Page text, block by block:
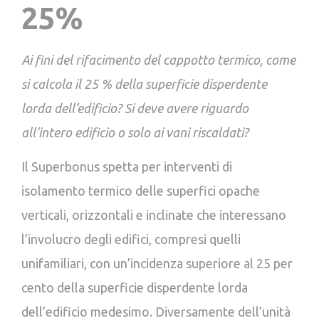
25%
Ai fini del rifacimento del cappotto termico, come
si calcola il 25 % della superficie disperdente
lorda dell’edificio? Si deve avere riguardo
all’intero edificio o solo ai vani riscaldati?
Il Superbonus spetta per interventi di
isolamento termico delle superfici opache
verticali, orizzontali e inclinate che interessano
l’involucro degli edifici, compresi quelli
unifamiliari, con un’incidenza superiore al 25 per
cento della superficie disperdente lorda
dell’edificio medesimo. Diversamente dell’unità